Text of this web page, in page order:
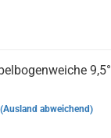
9,5°
(Ausland abweichend)